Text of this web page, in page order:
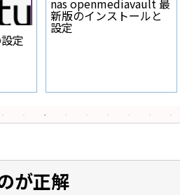
音
が正解